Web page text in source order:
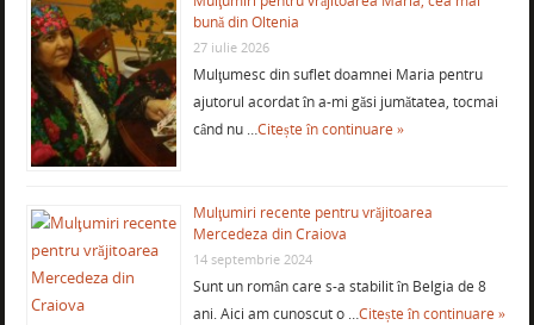
bună din Oltenia
27 iulie 2026
Mulţumesc din suflet doamnei Maria pentru
ajutorul acordat în a-mi găsi jumătatea, tocmai
când nu …Citește în continuare »
Mulţumiri recente pentru vrăjitoarea
Mercedeza din Craiova
14 septembrie 2024
Sunt un român care s-a stabilit în Belgia de 8
ani. Aici am cunoscut o …Citește în continuare »